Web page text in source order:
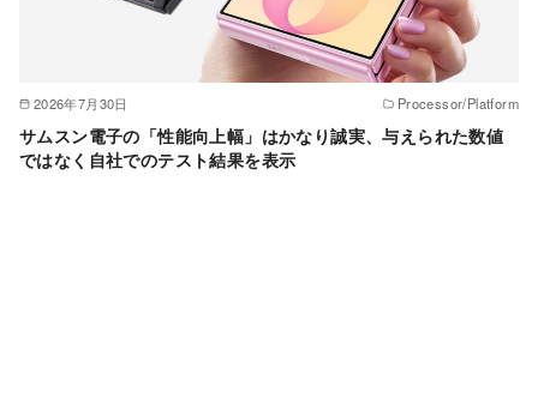
2026年7月30日 Processor/Platform
サムスン電子の「性能向上幅」はかなり誠実、与えられた数値
ではなく自社でのテスト結果を表示